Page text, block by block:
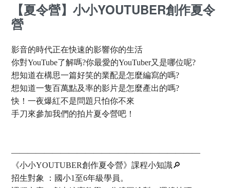
工作團隊
常見問答Q&A
表單下載 Download
場地租借 reservation
會員專區 Login
【夏令營】小小YOUTUBER創作夏令
營
影音的時代正在快速的影響你的生活
你對YouTube了解嗎?你最愛的YouTuber又是哪位呢?
想知道在構思一篇好笑的業配是怎麼編寫的嗎?
想知道一隻百萬點及率的影片是怎麼產出的嗎?
快！一夜爆紅不是問題只怕你不來
手刀來參加我們的拍片夏令營吧！
———————————————————————
《小小YOUTUBER創作夏令營》課程小知識🔎​
招生對象 ：國小1至6年級學員。